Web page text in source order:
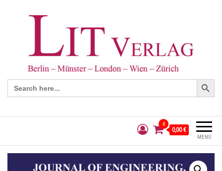
Search
for:
Search Button
MENÜ
0
0,00 €